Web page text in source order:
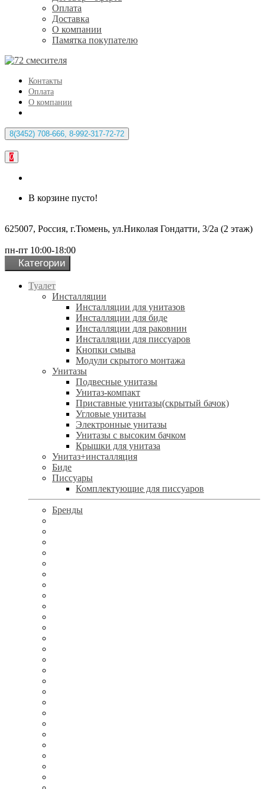
Оплата
Доставка
О компании
Памятка покупателю
Контакты
Оплата
О компании
8(3452) 708-666, 8-992-317-72-72
0
В корзине пусто!
625007, Россия, г.Тюмень, ул.Николая Гондатти, 3/2а (2 этаж)
пн-пт 10:00-18:00
Категории
Туалет
Инсталляции
Инсталляции для унитазов
Инсталляции для биде
Инсталляции для раковнин
Инсталляции для писсуаров
Кнопки смыва
Модули скрытого монтажа
Унитазы
Подвесные унитазы
Унитаз-компакт
Приставные унитазы(скрытый бачок)
Угловые унитазы
Электронные унитазы
Унитазы с высоким бачком
Крышки для унитаза
Унитаз+инсталляция
Биде
Писсуары
Комплектующие для писсуаров
Бренды